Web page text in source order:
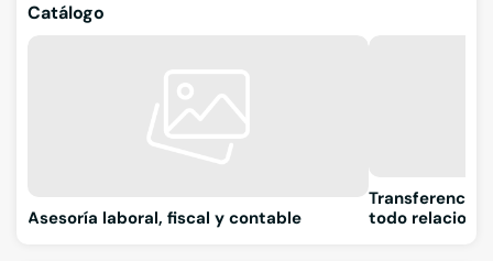
Catálogo
Asesoría laboral, fiscal y contable
todo